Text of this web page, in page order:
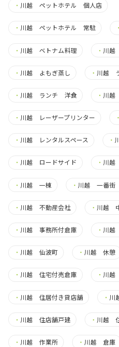
・ 川越 ペットホテル 個人店
・ 川越 ペットホテル 常駐 ・
・ 川越 ベトナム料理 ・ 川越
・ 川越 よもぎ蒸し ・ 川越
・ 川越 ランチ 洋食 ・ 川越
・ 川越 レーザープリンター ・
・ 川越 レンタルスペース ・
・ 川越 ロードサイド ・ 川
・ 川越 一棟 ・ 川越 一番街
・ 川越 不動産会社 ・ 川越
・ 川越 事務所付倉庫 ・ 川越
・ 川越 仙波町 ・ 川越 休憩
・ 川越 住宅付売倉庫 ・ 川越
・ 川越 住居付き貸店舗 ・ 川
・ 川越 住店舗戸建 ・ 川越
・ 川越 作業所 ・ 川越 倉庫